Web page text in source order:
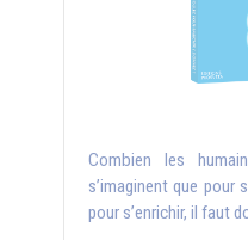
Combien les
s’imaginent que pour
pour s’enrichir, il faut